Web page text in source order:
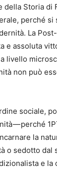
della Storia di
perché si
La Post-
e assoluta
livello
non può
sociale,
— perché
la
o sedotto dal
e la